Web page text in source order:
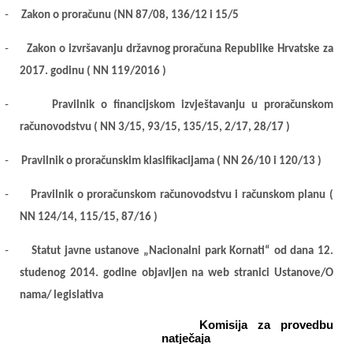
- Zakon o proračunu (NN 87/08, 136/12 i 15/5
-
Zakon o izvršavanju državnog proračuna Republike Hrvatske za
2017. godinu ( NN 119/2016 )
-
Pravilnik o financijskom izvještavanju u proračunskom
računovodstvu ( NN 3/15, 93/15, 135/15, 2/17, 28/17 )
- Pravilnik o proračunskim klasifikacijama ( NN 26/10 i 120/13 )
-
Pravilnik o proračunskom računovodstvu i računskom planu (
NN 124/14, 115/15, 87/16 )
-
Statut javne ustanove „Nacionalni park Kornati“ od dana 12.
studenog 2014. godine objavljen na web stranici Ustanove/O
nama/ legislativa
Komisija za provedbu
natječaja